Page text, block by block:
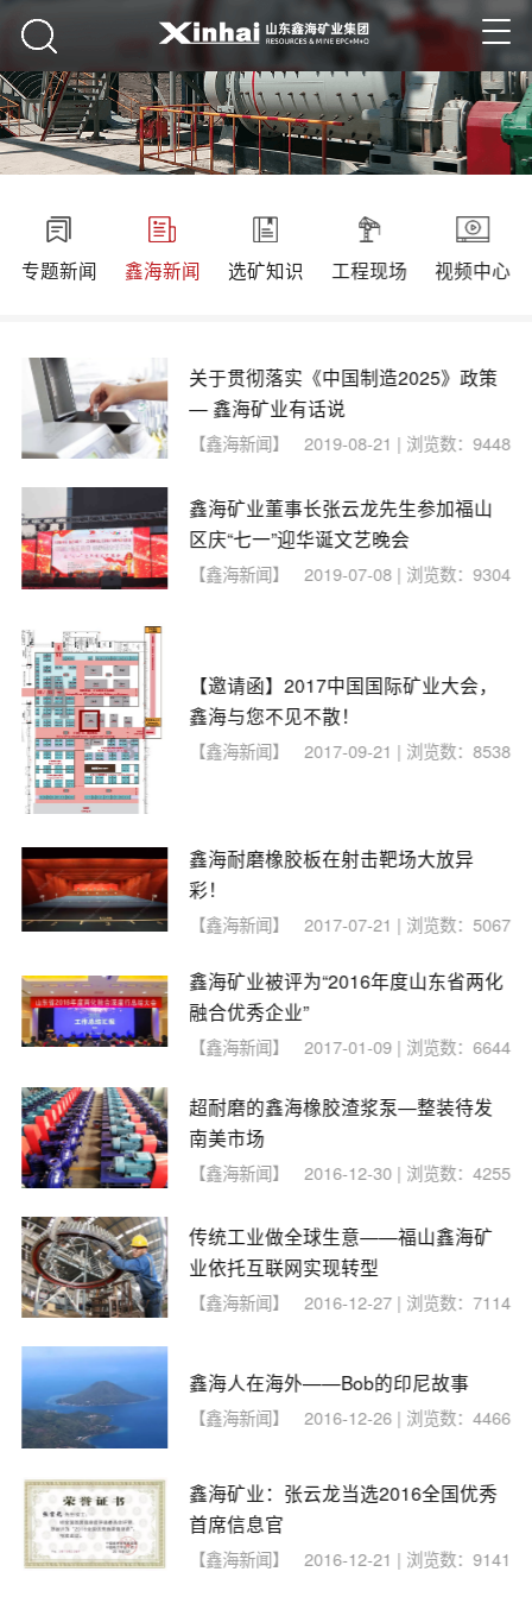
专题新闻 鑫海新闻 选矿知识 工程现场 视频中心
关于贯彻落实《中国制造2025》政策
— 鑫海矿业有话说
【鑫海新闻】 2019-08-21 | 浏览数：9448
鑫海矿业董事长张云龙先生参加福山
区庆“七一”迎华诞文艺晚会
【鑫海新闻】 2019-07-08 | 浏览数：9304
【邀请函】2017中国国际矿业大会，
鑫海与您不见不散！
【鑫海新闻】 2017-09-21 | 浏览数：8538
鑫海耐磨橡胶板在射击靶场大放异
彩！
【鑫海新闻】 2017-07-21 | 浏览数：5067
鑫海矿业被评为“2016年度山东省两化
融合优秀企业”
【鑫海新闻】 2017-01-09 | 浏览数：6644
超耐磨的鑫海橡胶渣浆泵—整装待发
南美市场
【鑫海新闻】 2016-12-30 | 浏览数：4255
传统工业做全球生意——福山鑫海矿
业依托互联网实现转型
【鑫海新闻】 2016-12-27 | 浏览数：7114
鑫海人在海外——Bob的印尼故事
【鑫海新闻】 2016-12-26 | 浏览数：4466
鑫海矿业：张云龙当选2016全国优秀
首席信息官
【鑫海新闻】 2016-12-21 | 浏览数：9141